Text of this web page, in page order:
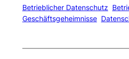
Betrieblicher Datenschutz
Geschäftsgeheimnisse